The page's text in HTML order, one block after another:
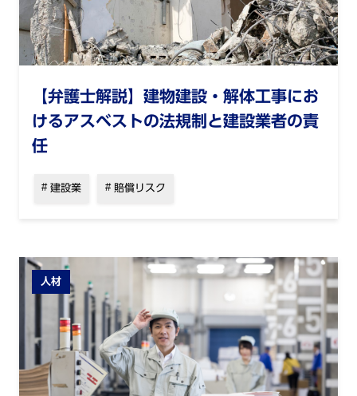
【弁護士解説】建物建設・解体工事にお
けるアスベストの法規制と建設業者の責
任
建設業 賠償リスク
人材